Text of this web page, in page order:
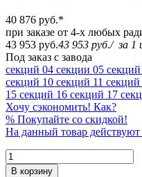
40 876 руб.*
при заказе от 4-х любых
43 953 руб.43 953 руб./за 1
Под заказ с завода
секций 04 секции 05 секций
секций 10 секций 11 секций
15 секций 16 секций 17
Хочу сэкономить! Как?
% Покупайте со скидкой!
На данный товар
В корзину